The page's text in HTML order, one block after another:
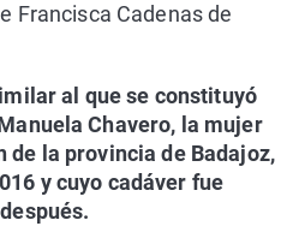
Francisca Cadenas de
al que se constituyó
Chavero, la mujer
de la provincia de Badajoz,
y cuyo cadáver fue